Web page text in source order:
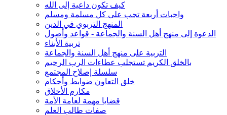
كيف تكون داعية إلى الله
واجبات أربعة تجب على كل مسلمة ومسلم
المنهج التربوي في الدين
الدعوة إلى منهج أهل السنة والجماعة - قواعد وأصول
تربية الأبناء
التربية على منهج أهل السنة والجماعة
بالخلق الكريم تستجلب عطاءات الرب الرحيم
سلسلة إصلاح المجتمع
خلق التعاون ضوابط وأحكام
مكارم الأخلاق
قضايا مهمة لعامة الأمة
صفات طالب العلم